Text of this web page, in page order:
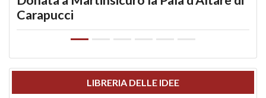
Carapucci
LIBRERIA DELLE IDEE